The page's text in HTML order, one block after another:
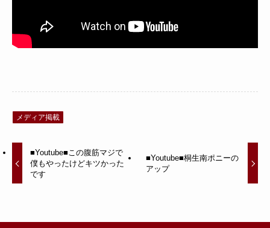
メディア掲載
■Youtube■この腹筋マジで
僕もやったけどキツかった
です
■Youtube■桐生南ポニーの
アップ